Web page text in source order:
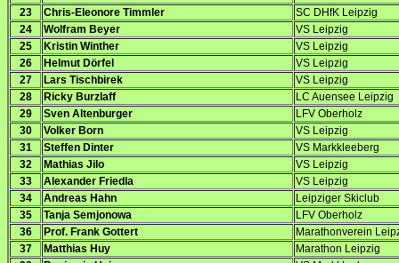
23
Chris-Eleonore Timmler
SC DHfK Leipzig
24
Wolfram Beyer
VS Leipzig
25
Kristin Winther
VS Leipzig
26
Helmut Dörfel
VS Leipzig
27
Lars Tischbirek
VS Leipzig
28
Ricky Burzlaff
LC Auensee Leipzig
29
Sven Altenburger
LFV Oberholz
30
Volker Born
VS Leipzig
31
Steffen Dinter
VS Markkleeberg
32
Mathias Jilo
VS Leipzig
33
Alexander Friedla
VS Leipzig
34
Andreas Hahn
Leipziger Skiclub
35
Tanja Semjonowa
LFV Oberholz
36
Prof. Frank Gottert
Marathonverein
37
Matthias Huy
Marathon Leipzig